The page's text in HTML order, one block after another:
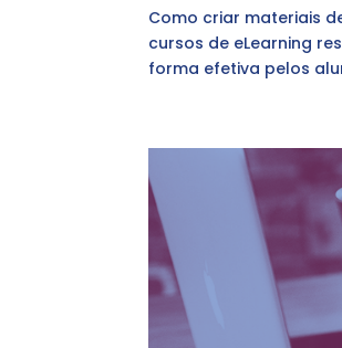
Como criar materiais
cursos de eLearning
forma efetiva pelos